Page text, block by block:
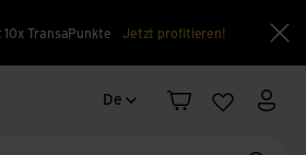
TransaPunkte Jetzt profitieren!
Sprachwechsel
De
Warenkorb
Merkliste